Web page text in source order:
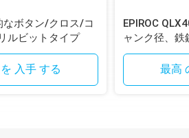
なボタン/クロス/コ
ルビットタイプ
入手 する
EPIROC
ャンク径、
ンシャンク付
最高